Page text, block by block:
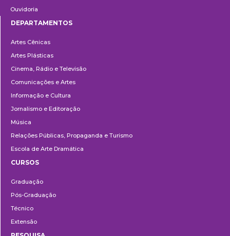
Ouvidoria
DEPARTAMENTOS
Artes Cênicas
Artes Plásticas
Cinema, Rádio e Televisão
Comunicações e Artes
Informação e Cultura
Jornalismo e Editoração
Música
Relações Públicas, Propaganda e Turismo
Escola de Arte Dramática
CURSOS
Graduação
Pós-Graduação
Técnico
Extensão